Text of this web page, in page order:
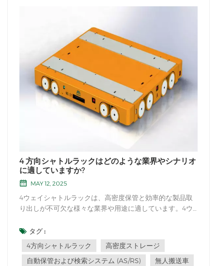
4 方向シャトルラックはどのような業界やシナリオ
に適していますか?
MAY 12, 2025
4ウェイシャトルラックは、高密度保管と効率的な製品取
り出しが不可欠な様々な業界や用途に適しています。4ウ
は、以下のようなものがあります。1. 自動車産業: 4 方向シ
ャトル ラックは、製造施設、倉庫、配送センターでの自動
車部品やコンポーネントの保管に適していま...
タグ :
4方向シャトルラック
高密度ストレージ
自動保管および検索システム (AS/RS)
無人搬送車